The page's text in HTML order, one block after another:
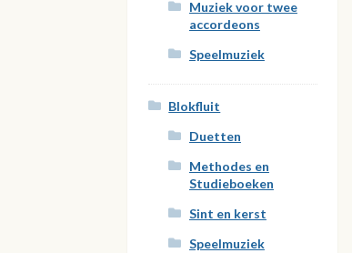
Muziek voor twee
accordeons
Speelmuziek
Blokfluit
Duetten
Methodes en
Studieboeken
Sint en kerst
Speelmuziek